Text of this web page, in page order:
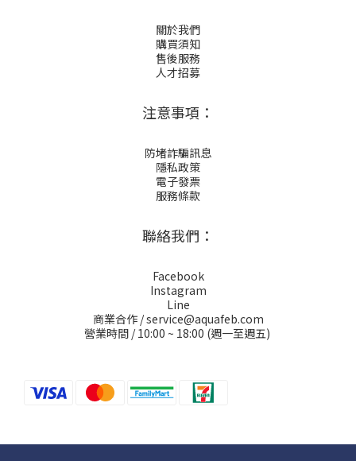
關於我們
購買須知
售後服務
人才招募
注意事項：
防堵詐騙訊息
隱私政策
電子發票
服務條款
聯絡我們：
Facebook
Instagram
Line
商業合作 / service@aquafeb.com
營業時間 / 10:00 ~ 18:00 (週一至週五)